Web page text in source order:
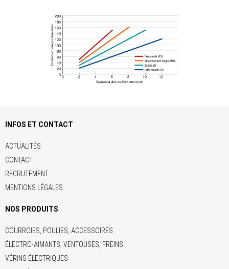
INFOS ET CONTACT
ACTUALITÉS
CONTACT
RECRUTEMENT
MENTIONS LÉGALES
NOS PRODUITS
COURROIES, POULIES, ACCESSOIRES
ÉLECTRO-AIMANTS, VENTOUSES, FREINS
VÉRINS ÉLECTRIQUES